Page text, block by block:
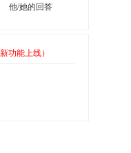
他/她的回答
新功能上线）